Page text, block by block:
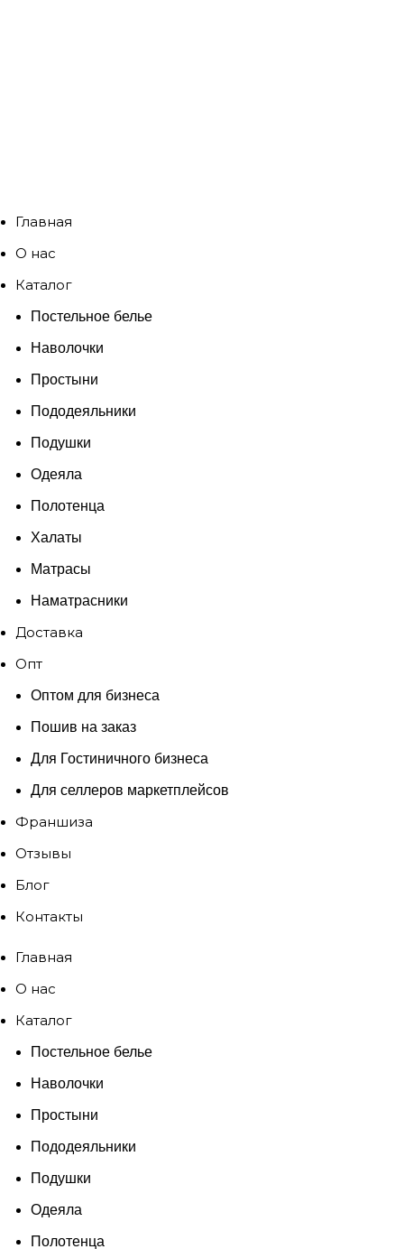
Главная
О нас
Каталог
Постельное белье
Наволочки
Простыни
Пододеяльники
Подушки
Одеяла
Полотенца
Халаты
Матрасы
Наматрасники
Доставка
Опт
Оптом для бизнеса
Пошив на заказ
Для Гостиничного бизнеса
Для селлеров маркетплейсов
Франшиза
Отзывы
Блог
Контакты
Главная
О нас
Каталог
Постельное белье
Наволочки
Простыни
Пододеяльники
Подушки
Одеяла
Полотенца